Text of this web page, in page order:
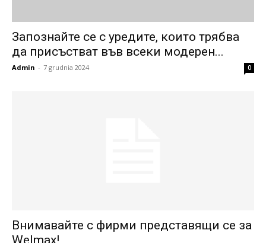
Запознайте се с уредите, които трябва
да присъстват във всеки модерен...
Admin - 7 grudnia 2024 0
Внимавайте с фирми представящи се за